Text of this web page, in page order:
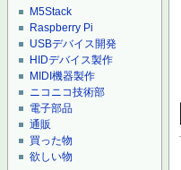
M5Stack
Raspberry Pi
USBデバイス開発
HIDデバイス製作
MIDI機器製作
ニコニコ技術部
電子部品
通販
買った物
欲しい物